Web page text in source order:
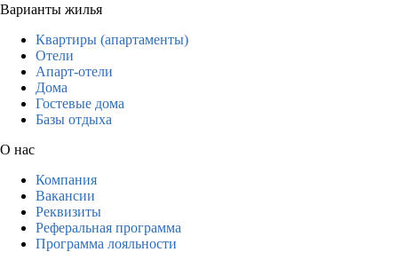
Варианты жилья
Квартиры (апартаменты)
Отели
Апарт-отели
Дома
Гостевые дома
Базы отдыха
О нас
Компания
Вакансии
Реквизиты
Реферальная программа
Программа лояльности